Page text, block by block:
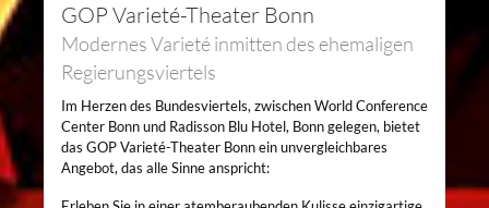
GOP Varieté-Theater Bonn
Modernes Varieté inmitten des ehemaligen
Regierungsviertels
Im Herzen des Bundesviertels, zwischen World Conference
Center Bonn und Radisson Blu Hotel, Bonn gelegen, bietet
das GOP Varieté-Theater Bonn ein unvergleichbares
Angebot, das alle Sinne anspricht: